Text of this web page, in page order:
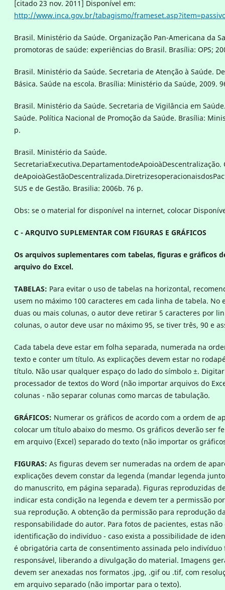
[citado 23 nov. 2011] Disponível em:
http://www.inca.gov.br/tabagismo/
Brasil. Ministério da Saúde. Organização Pan-Americana da
promotoras de saúde: experiências do Brasil. Brasília: OPS;
Brasil. Ministério da Saúde. Secretaria de Atenção à Saúde.
Básica. Saúde na escola. Brasília: Ministério da Saúde, 2009.
Brasil. Ministério da Saúde. Secretaria de Vigilância em
Saúde. Política Nacional de Promoção da Saúde. Brasília:
p.
Brasil. Ministério da Saúde.
SecretariaExecutiva.DepartamentodeApoioàDescentralização.
SUS e de Gestão. Brasilia: 2006b. 76 p.
Obs: se o material for disponível na internet, colocar
C - ARQUIVO SUPLEMENTAR COM FIGURAS E GRÁFICOS
Os arquivos suplementares com tabelas, figuras e gráficos
arquivo do Excel.
TABELAS: Para evitar o uso de tabelas na horizontal,
usem no máximo 100 caracteres em cada linha de tabela. No
duas ou mais colunas, o autor deve retirar 5 caracteres por
colunas, o autor deve usar no máximo 95, se tiver três, 90 e
Cada tabela deve estar em folha separada, numerada na
texto e conter um título. As explicações devem estar no
título. Não usar qualquer espaço do lado do símbolo ±.
processador de textos do Word (não importar arquivos do
colunas - não separar colunas como marcas de tabulação.
GRÁFICOS: Numerar os gráficos de acordo com a ordem de
colocar um título abaixo do mesmo. Os gráficos deverão ser
em arquivo (Excel) separado do texto (não importar os
FIGURAS: As figuras devem ser numeradas na ordem de
explicações devem constar da legenda (mandar legenda
do manuscrito, em página separada). Figuras reproduzidas
indicar esta condição na legenda e devem ter a permissão
sua reprodução. A obtenção da permissão para reprodução
responsabilidade do autor. Para fotos de pacientes, estas
identificação do indivíduo - caso exista a possibilidade de
é obrigatória carta de consentimento assinada pelo indivíduo
responsável, liberando a divulgação do material. Imagens
devem ser anexadas nos formatos .jpg, .gif ou .tif, com
em arquivo separado (não importar para o texto).